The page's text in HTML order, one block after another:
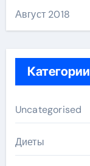
Август 2018
Категории
Uncategorised
Диеты